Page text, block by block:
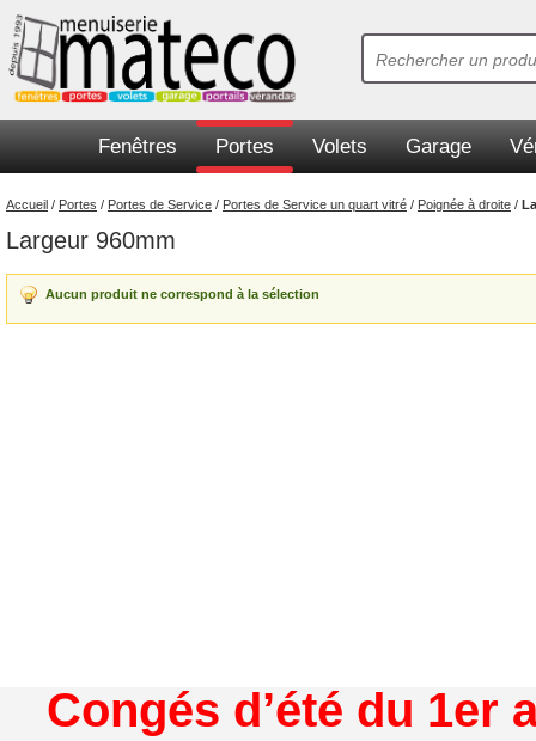
Fenêtres Portes Volets Garage
Accueil / Portes / Portes de Service / Portes de Service un quart vitré / Poignée à droite /
Largeur 960mm
Aucun produit ne correspond à la sélection
Congés d’été du 1er